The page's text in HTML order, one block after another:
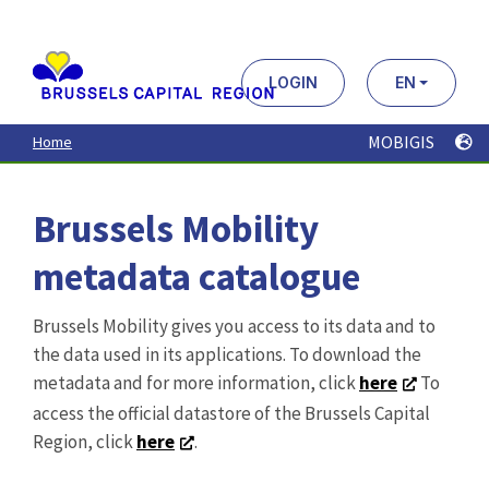
contenu
principal
LOGIN EN
Home MOBIGIS
Brussels Mobility
metadata catalogue
Brussels Mobility gives you access to its data and to
the data used in its applications. To download the
metadata and for more information, clickhere
To
access the official datastore of the Brussels Capital
Region, clickhere .